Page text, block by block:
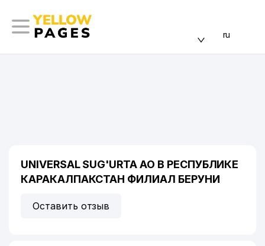
ru
UNIVERSAL SUG'URTA АО В РЕСПУБЛИКЕ
КАРАКАЛПАКСТАН ФИЛИАЛ БЕРУНИ
Оставить отзыв